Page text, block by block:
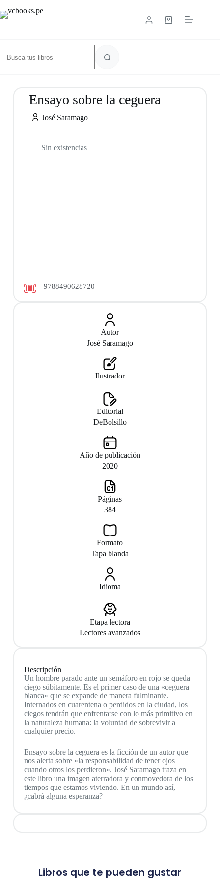
9788490628720
Ensayo sobre la ceguera
José Saramago
Sin existencias
Autor
José Saramago
Ilustrador
Editorial
DeBolsillo
Año de publicación
2020
Páginas
384
Formato
Tapa blanda
Idioma
Etapa lectora
Lectores avanzados
Descripción
Un hombre parado ante un semáforo en rojo se queda
ciego súbitamente. Es el primer caso de una «ceguera
blanca» que se expande de manera fulminante.
Internados en cuarentena o perdidos en la ciudad, los
ciegos tendrán que enfrentarse con lo más primitivo en
la naturaleza humana: la voluntad de sobrevivir a
cualquier precio.
Ensayo sobre la ceguera es la ficción de un autor que
nos alerta sobre «la responsabilidad de tener ojos
cuando otros los perdieron». José Saramago traza en
este libro una imagen aterradora y conmovedora de los
tiempos que estamos viviendo. En un mundo así,
¿cabrá alguna esperanza?
Libros que te pueden gustar